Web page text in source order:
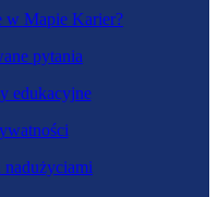
w Mapie Karier?
pytania
edukacyjne
nadużyciami